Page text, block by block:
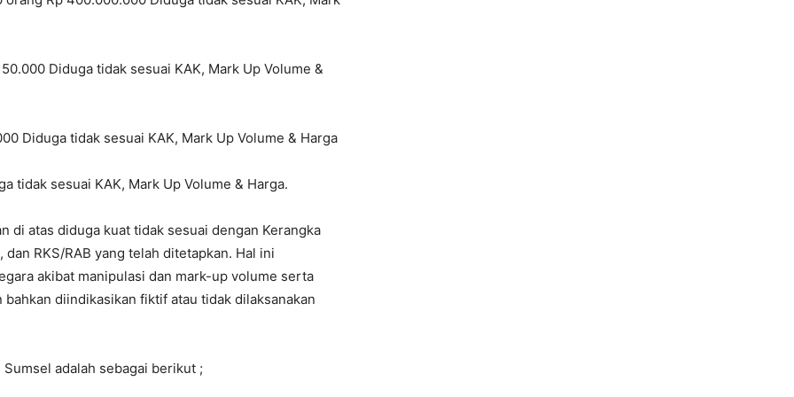
Diduga tidak sesuai KAK, Mark Up Volume &
Diduga tidak sesuai KAK, Mark Up Volume & Harga
tidak sesuai KAK, Mark Up Volume & Harga.
di atas diduga kuat tidak sesuai dengan Kerangka
RKS/RAB yang telah ditetapkan. Hal ini
akibat manipulasi dan mark-up volume serta
diindikasikan fiktif atau tidak dilaksanakan
adalah sebagai berikut ;